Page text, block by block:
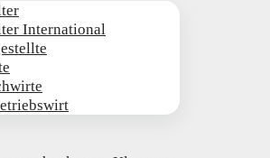
International